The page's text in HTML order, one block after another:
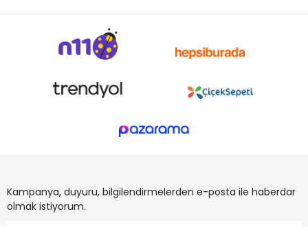
Kampanya, duyuru, bilgilendirmelerden e-posta ile haberdar
olmak istiyorum.